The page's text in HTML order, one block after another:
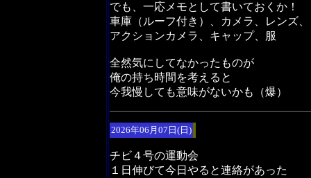
でも、一応メモとして書いておくか！
車庫（ルーフ付き）、カメラ、レンズ、
アクションカメラ、キャップ、服
全然気にしてなかったものが
俺の持ち時間を考えると
今我慢しても意味がないかも（爆）
2026年06月07日(日)
チビ４号の運動会
１日伸びて今日やると連絡があった